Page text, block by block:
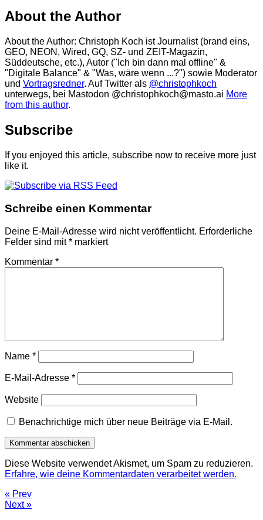
About the Author
About the Author: Christoph Koch ist Journalist (brand eins,
GEO, NEON, Wired, GQ, SZ- und ZEIT-Magazin,
Süddeutsche, etc.), Autor ("Ich bin dann mal offline" &
"Digitale Balance" & "Was, wäre wenn ...?") sowie Moderator
und Vortragsredner. Auf Twitter als @christophkoch
unterwegs, bei Mastodon @christophkoch@masto.ai More
from this author.
Subscribe
If you enjoyed this article, subscribe now to receive more just
like it.
Schreibe einen Kommentar
Deine E-Mail-Adresse wird nicht veröffentlicht. Erforderliche
Felder sind mit* markiert
Kommentar *
Name *
E-Mail-Adresse *
Website
Benachrichtige mich über neue Beiträge via E-Mail.
Diese Website verwendet Akismet, um Spam zu reduzieren.
Erfahre, wie deine Kommentardaten verarbeitet werden.
« Prev
Next »